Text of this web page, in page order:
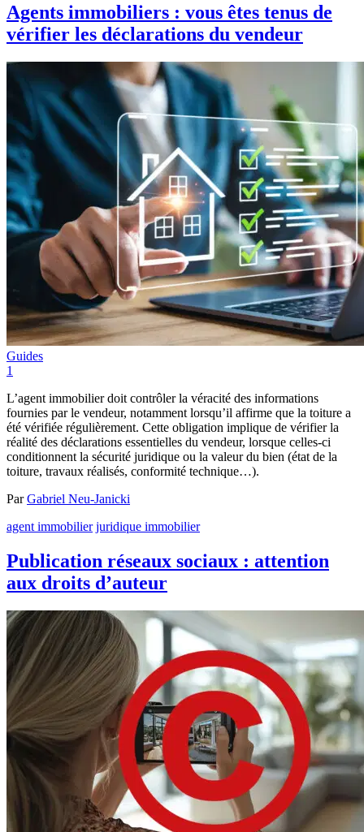
Agents immobiliers : vous êtes tenus de
vérifier les déclarations du vendeur
Guides
1
L’agent immobilier doit contrôler la véracité des informations
fournies par le vendeur, notamment lorsqu’il affirme que la toiture a
été vérifiée régulièrement. Cette obligation implique de vérifier la
réalité des déclarations essentielles du vendeur, lorsque celles-ci
conditionnent la sécurité juridique ou la valeur du bien (état de la
toiture, travaux réalisés, conformité technique…).
ParGabriel Neu-Janicki
agent immobilier juridique immobilier
Publication réseaux sociaux : attention
aux droits d’auteur